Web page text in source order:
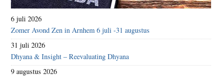
6 juli 2026
Zomer Avond Zen in Arnhem 6 juli -31 augustus
31 juli 2026
Dhyana & Insight – Reevaluating Dhyana
9 augustus 2026